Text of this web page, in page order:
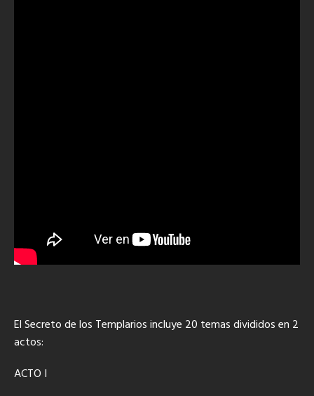
El Secreto de los Templarios incluye 20 temas divididos en 2
actos:
ACTO I